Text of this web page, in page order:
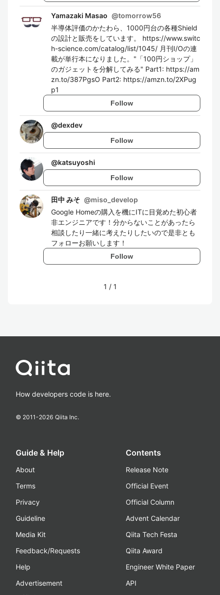
Yamazaki Masao @tomorrow56
半導体評価のかたわら、1000円台の各種Shield
の設計と販売をしています。 https://www.switc
h-science.com/catalog/list/1045/ 月刊I/Oの連
載が単行本になりました。"「100円ショップ」
のガジェットを分解してみる" Part1: https://am
zn.to/387PgsO Part2: https://amzn.to/2XPug
p1
Follow
@dexdev
Follow
@katsuyoshi
Follow
田中 みそ @miso_develop
Google Homeの購入を機にITに目覚めた初心者
非エンジニアです！分からないことがあったら
相談したり一緒に考えたりしたいので是非とも
フォローお願いします！
Follow
1 / 1
How developers code is here.
© 2011-2026 Qiita Inc.
Guide & Help
About
Terms
Privacy
Guideline
Media Kit
Feedback/Requests
Help
Advertisement
Contents
Release Note
Official Event
Official Column
Advent Calendar
Qiita Tech Festa
Qiita Award
Engineer White Paper
API